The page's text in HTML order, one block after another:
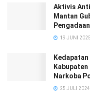
Aktivis
Mantan
19 JUNI 2025
Narkoba
25 JULI 2024